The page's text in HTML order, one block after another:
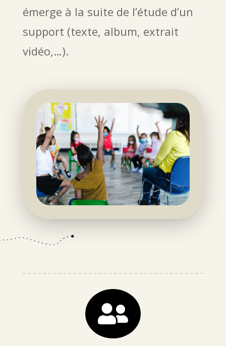
émerge à la suite de l’étude d’un
support (texte, album, extrait
vidéo,…).
